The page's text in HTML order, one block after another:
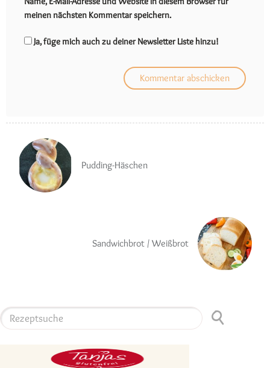
meinen nächsten Kommentar speichern.
Ja, füge mich auch zu deiner Newsletter Liste hinzu!
Pudding-Häschen
Sandwichbrot / Weißbrot